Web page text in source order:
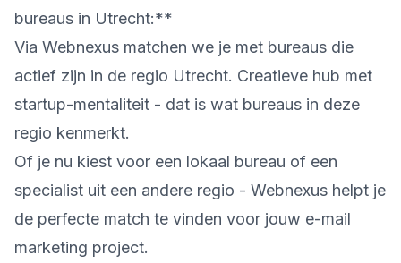
bureaus in Utrecht:**
Via Webnexus matchen we je met bureaus die
actief zijn in de regio Utrecht. Creatieve hub met
startup-mentaliteit - dat is wat bureaus in deze
regio kenmerkt.
Of je nu kiest voor een lokaal bureau of een
specialist uit een andere regio - Webnexus helpt je
de perfecte match te vinden voor jouw e-mail
marketing project.